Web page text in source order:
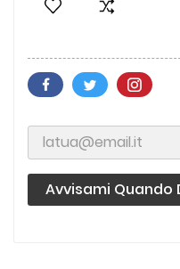
Avvisami Quando